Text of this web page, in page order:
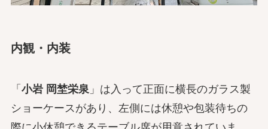
内観・内装
「 小岩 岡埜栄泉」は入って正面に横長のガラス製
ショーケースがあり、左側には休憩や包装待ちの